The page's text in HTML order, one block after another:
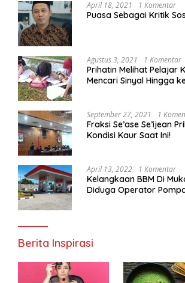
April 18, 2021 1 Komentar
Puasa Sebagai Kritik
Agustus 3, 2021 1 Komentar
Prihatin Melihat Pelajar
Mencari Sinyal Hingga
Segera Bertindak
September 27, 2021 1
Fraksi Se’ase Se’ijean
Kondisi Kaur Saat Ini!
April 13, 2022 1 Komentar
Kelangkaan BBM Di
Diduga Operator Pompa
Berita Inspirasi